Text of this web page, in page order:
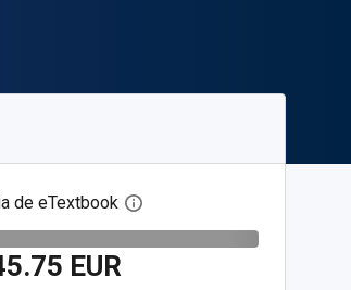
de eTextbook Abre el cuadro de diálogo
EUR